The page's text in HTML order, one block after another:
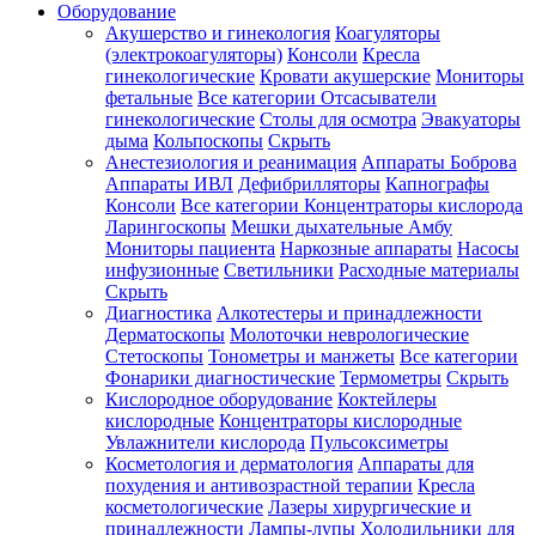
Оборудование
Акушерство и гинекология Коагуляторы
(электрокоагуляторы) Консоли Кресла
гинекологические Кровати акушерские Мониторы
фетальные Все категории Отсасыватели
гинекологические Столы для осмотра Эвакуаторы
дыма Кольпоскопы Скрыть
Анестезиология и реанимация Аппараты Боброва
Аппараты ИВЛ Дефибрилляторы Капнографы
Консоли Все категории Концентраторы кислорода
Ларингоскопы Мешки дыхательные Амбу
Мониторы пациента Наркозные аппараты Насосы
инфузионные Светильники Расходные материалы
Скрыть
Диагностика Алкотестеры и принадлежности
Дерматоскопы Молоточки неврологические
Стетоскопы Тонометры и манжеты Все категории
Фонарики диагностические Термометры Скрыть
Кислородное оборудование Коктейлеры
кислородные Концентраторы кислородные
Увлажнители кислорода Пульсоксиметры
Косметология и дерматология Аппараты для
похудения и антивозрастной терапии Кресла
косметологические Лазеры хирургические и
принадлежности Лампы-лупы Холодильники для